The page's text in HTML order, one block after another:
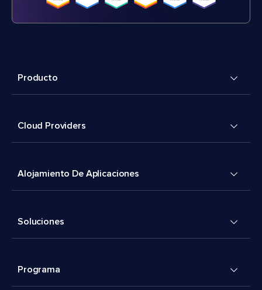
Producto
Cloud Providers
Alojamiento De Aplicaciones
Soluciones
Programa